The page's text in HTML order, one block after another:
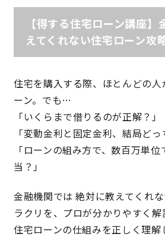
理想の暮らしを引き出すデ
家具まで標準仕様の空間コ
身体に優しい自然素材の家
耐震等級3 & 許容応力度計算
徹底したコストダウンの追
2030年の省エネ基準住宅
【得する住宅ローン講座】
えてくれない住宅ローン攻
住宅を購入する際、ほとんどの
ーン。でも…
「いくらまで借りるのが正解？」
「変動金利と固定金利、結局どっ
「ローンの組み方で、数百万単
当？」
金融機関では 絶対に教えてくれ
ラクリを、プロが分かりやすく解
住宅ローンの仕組みを正しく理解